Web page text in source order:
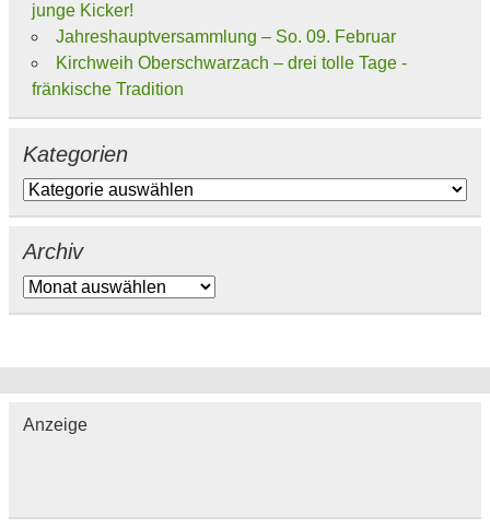
junge Kicker!
Jahreshauptversammlung – So. 09. Februar
Kirchweih Oberschwarzach – drei tolle Tage -
fränkische Tradition
Kategorien
Kategorien
Archiv
Archiv
Anzeige